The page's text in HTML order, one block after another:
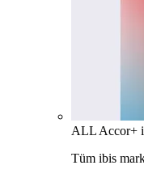
ALL Accor+
Tüm ibis